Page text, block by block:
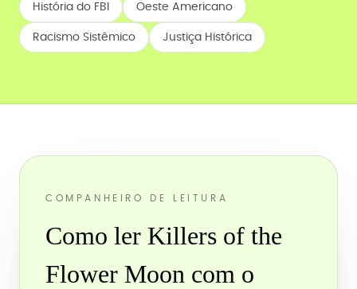
História do FBI Oeste Americano
Racismo Sistêmico Justiça Histórica
COMPANHEIRO DE LEITURA
Como ler Killers of the
Flower Moon com o